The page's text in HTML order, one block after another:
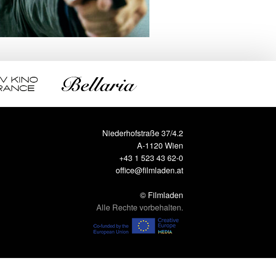
Niederhofstraße 37/4.2
A-1120 Wien
+43 1 523 43 62-0
office@filmladen.at
© Filmladen
Alle Rechte vorbehalten.